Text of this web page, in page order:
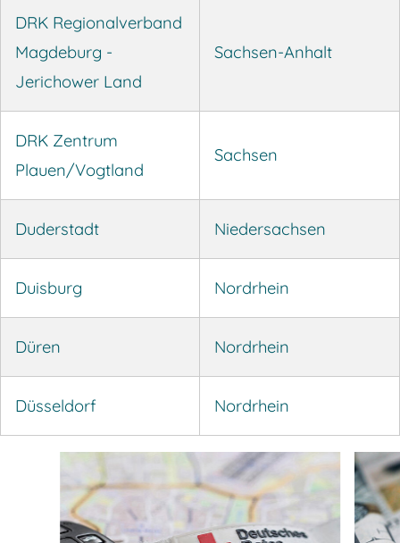
DRK Regionalverband
Magdeburg -
Jerichower Land
Sachsen-Anhalt
DRK Zentrum
Plauen/Vogtland
Sachsen
Duderstadt Niedersachsen
Duisburg Nordrhein
Düren Nordrhein
Düsseldorf Nordrhein